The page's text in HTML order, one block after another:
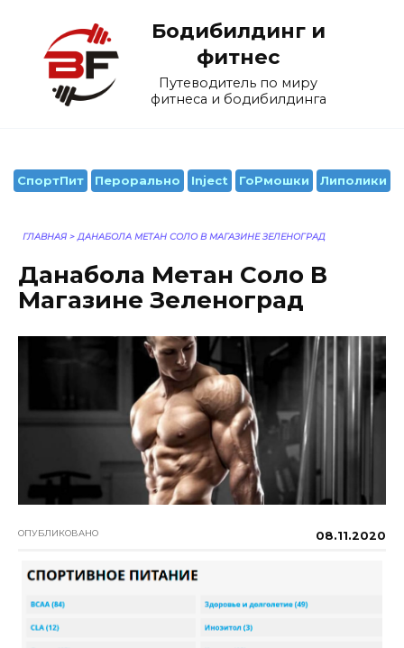
содержанию
Бодибилдинг и
фитнес
Путеводитель по миру
фитнеса и бодибилдинга
СпортПит Перорально Inject ГоРмошки Липолики
ГЛАВНАЯ > ДАНАБОЛА МЕТАН СОЛО В МАГАЗИНЕ ЗЕЛЕНОГРАД
Данабола Метан Соло В
Магазине Зеленоград
ОПУБЛИКОВАНО 08.11.2020